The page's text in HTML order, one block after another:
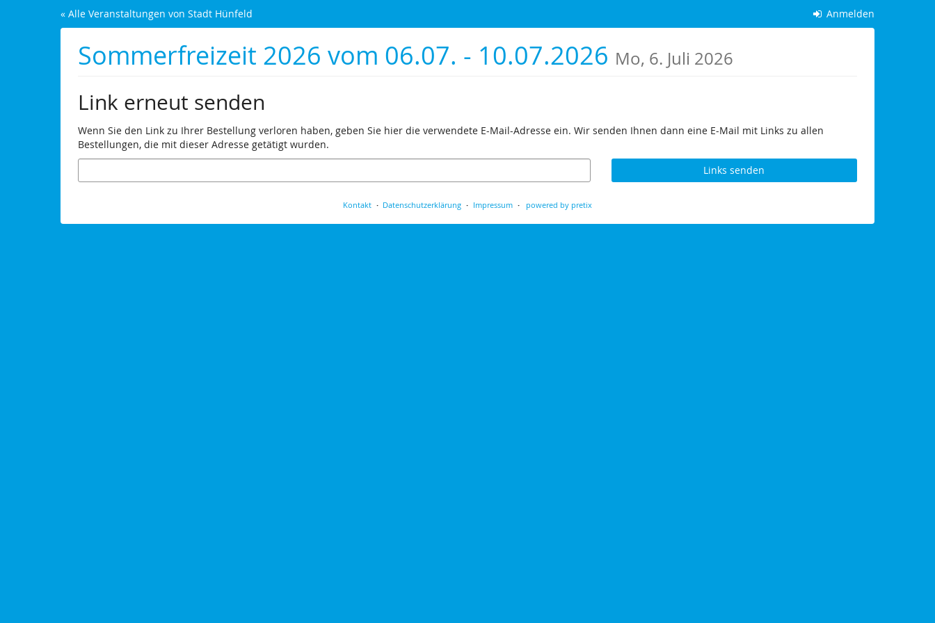
Anmelden
« Alle Veranstaltungen von Stadt Hünfeld
Sommerfreizeit 2026 vom 06.07. - 10.07.2026 Mo, 6. Juli 2026
Link erneut senden
Wenn Sie den Link zu Ihrer Bestellung verloren haben, geben Sie hier die verwendete E-Mail-Adresse ein. Wir senden Ihnen dann eine E-Mail mit Links zu allen
Bestellungen, die mit dieser Adresse getätigt wurden.
E-
Mail
Links senden
Kontakt Datenschutzerklärung Impressum powered by pretix